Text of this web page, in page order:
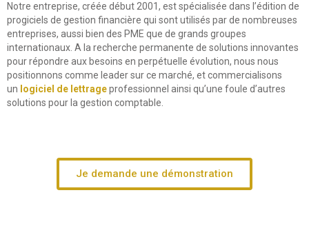
Notre entreprise, créée début 2001, est spécialisée dans l’édition de
progiciels de gestion financière qui sont utilisés par de nombreuses
entreprises, aussi bien des PME que de grands groupes
internationaux. A la recherche permanente de solutions innovantes
pour répondre aux besoins en perpétuelle évolution, nous nous
positionnons comme leader sur ce marché, et commercialisons
un logiciel de lettrageprofessionnel ainsi qu’une foule d’autres
solutions pour la gestion comptable.
Je demande une démonstration